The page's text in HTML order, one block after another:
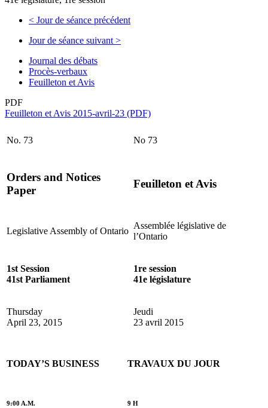
< Jour de séance précédent
Jour de séance suivant >
Journal des débats
Procès-verbaux
Feuilleton et Avis
PDF
Feuilleton et Avis 2015-avril-23 (PDF)
No. 73 No 73
Orders and Notices
Paper
Feuilleton et Avis
Legislative Assembly of Ontario
Assemblée législative de
l’Ontario
1st Session
41st Parliament
1re session
41e législature
Thursday
April 23, 2015
Jeudi
23 avril 2015
TODAY’S BUSINESS TRAVAUX DU JOUR
9:00 A.M. 9 H